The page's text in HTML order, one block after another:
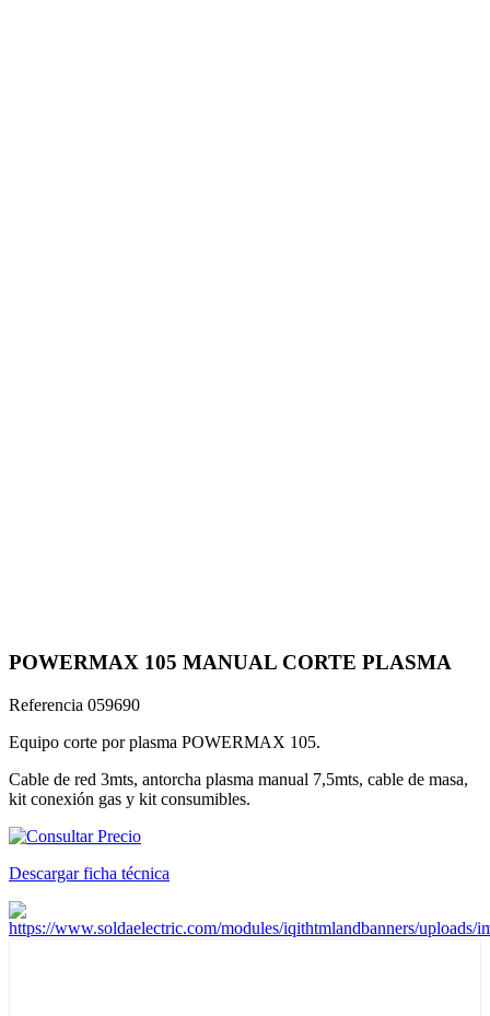
POWERMAX 105 MANUAL CORTE PLASMA
Referencia 059690
Equipo corte por plasma POWERMAX 105.
Cable de red 3mts, antorcha plasma manual 7,5mts, cable de masa,
kit conexión gas y kit consumibles.
Descargar ficha técnica